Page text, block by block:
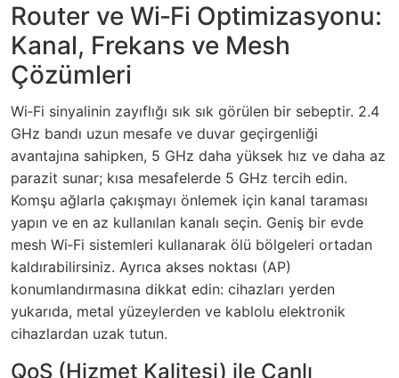
Router ve Wi‑Fi Optimizasyonu:
Kanal, Frekans ve Mesh
Çözümleri
Wi‑Fi sinyalinin zayıflığı sık sık görülen bir sebeptir. 2.4
GHz bandı uzun mesafe ve duvar geçirgenliği
avantajına sahipken, 5 GHz daha yüksek hız ve daha az
parazit sunar; kısa mesafelerde 5 GHz tercih edin.
Komşu ağlarla çakışmayı önlemek için kanal taraması
yapın ve en az kullanılan kanalı seçin. Geniş bir evde
mesh Wi‑Fi sistemleri kullanarak ölü bölgeleri ortadan
kaldırabilirsiniz. Ayrıca akses noktası (AP)
konumlandırmasına dikkat edin: cihazları yerden
yukarıda, metal yüzeylerden ve kablolu elektronik
cihazlardan uzak tutun.
QoS (Hizmet Kalitesi) ile Canlı